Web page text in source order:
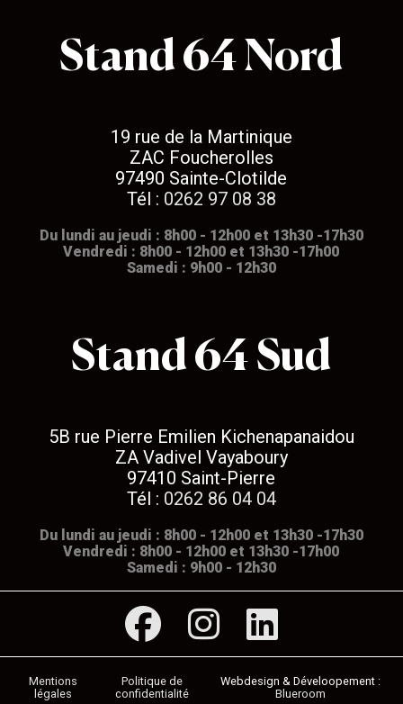
Stand 64 Nord
19 rue de la Martinique
ZAC Foucherolles
97490 Sainte-Clotilde
Tél : 0262 97 08 38
Du lundi au jeudi : 8h00 - 12h00 et 13h30 -17h30
Vendredi : 8h00 - 12h00 et 13h30 -17h00
Samedi : 9h00 - 12h30
Stand 64 Sud
5B rue Pierre Emilien Kichenapanaidou
ZA Vadivel Vayaboury
97410 Saint-Pierre
Tél : 0262 86 04 04
Du lundi au jeudi : 8h00 - 12h00 et 13h30 -17h30
Vendredi : 8h00 - 12h00 et 13h30 -17h00
Samedi : 9h00 - 12h30
Mentions
légales
Politique de
confidentialité
Blueroom